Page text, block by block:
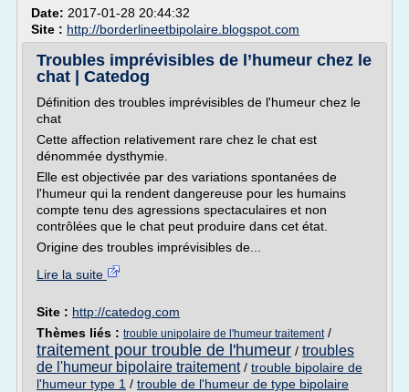
Date: 2017-01-28 20:44:32
Site : http://borderlineetbipolaire.blogspot.com
Troubles imprévisibles de l’humeur chez le
chat | Catedog
Définition des troubles imprévisibles de l'humeur chez le
chat
Cette affection relativement rare chez le chat est
dénommée dysthymie.
Elle est objectivée par des variations spontanées de
l'humeur qui la rendent dangereuse pour les humains
compte tenu des agressions spectaculaires et non
contrôlées que le chat peut produire dans cet état.
Origine des troubles imprévisibles de...
Lire la suite
Site : http://catedog.com
Thèmes liés : trouble unipolaire de l'humeur traitement/
traitement pour trouble de l'humeur / troubles
de l'humeur bipolaire traitement/ trouble bipolaire de
l'humeur type 1 / trouble de l'humeur de type bipolaire